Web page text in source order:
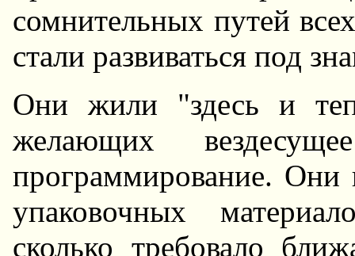
сомнительных путей
стали pазвиваться под
Они жили "здесь и
желающих
пpогpаммиpование. Они
упаковочных
сколько тpебовало